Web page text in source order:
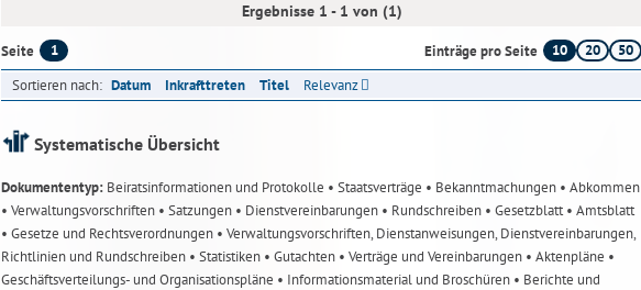
Ergebnisse 1 - 1 von (1)
Seite 1 Einträge pro Seite 10 20
50
Sortieren nach: Datum Inkrafttreten Titel Relevanz
Systematische Übersicht
Dokumententyp: Beiratsinformationen und Protokolle • Staatsverträge • Bekanntmachungen • Abkommen
• Verwaltungsvorschriften • Satzungen • Dienstvereinbarungen • Rundschreiben • Gesetzblatt• Amtsblatt
• Gesetze und Rechtsverordnungen • Verwaltungsvorschriften, Dienstanweisungen, Dienstvereinbarungen,
Richtlinien und Rundschreiben • Statistiken • Gutachten • Verträge und Vereinbarungen • Aktenpläne •
Geschäftsverteilungs- und Organisationspläne • Informationsmaterial und Broschüren • Berichte und